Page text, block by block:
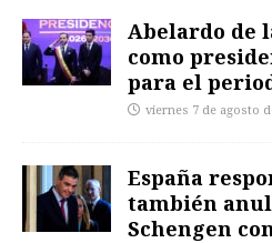
Abelardo de
como
para el
viernes 7 de agosto
España
también
Schengen